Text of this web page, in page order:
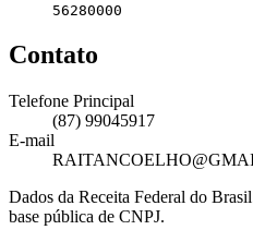
56280000
Contato
Telefone Principal
(87) 99045917
E-mail
Dados da Receita Federal do
base pública de CNPJ.